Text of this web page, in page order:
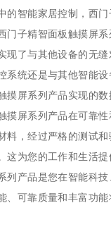
的智能家居控制，西
门子精智面板触摸屏
现了与其他设备的无
系统还是与其他智能
摸屏系列产品实现的
摸屏系列产品在可靠
料，经过严格的测试
这为您的工作和生活
列产品是您在智能科
、可靠质量和丰富功能